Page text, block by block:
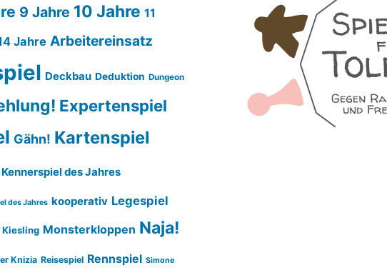
9 Jahre 10 Jahre 11
Jahre Arbeitereinsatz
Deckbau Deduktion Dungeon
Expertenspiel
Gähn! Kartenspiel
Kennerspiel des Jahres
des Jahres kooperativ Legespiel
Monsterkloppen Naja!
Knizia Reisespiel Rennspiel Simone